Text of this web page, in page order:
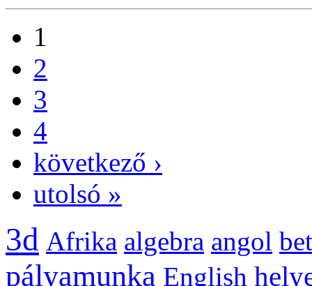
1
2
3
4
következő ›
utolsó »
3d Afrika algebra angol
pályamunka English